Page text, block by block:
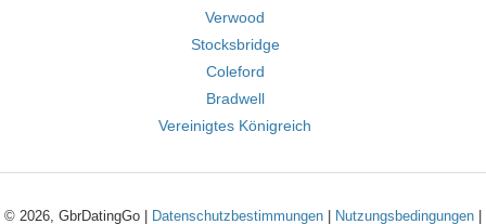
Verwood
Stocksbridge
Coleford
Bradwell
Vereinigtes Königreich
© 2026, GbrDatingGo | Datenschutzbestimmungen Nutzungsbedingungen